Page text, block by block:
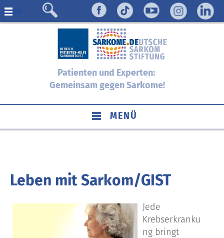
Menü
Patienten und Experten:
Gemeinsam gegen Sarkome!
MENÜ
Leben mit Sarkom/GIST
Jede
Krebserkranku
ng bringt